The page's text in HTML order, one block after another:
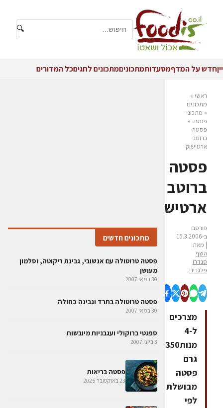
🔍
ייןחדש על המדףמסעדותמתכוניםמתכונים לחגיםכל המדורים
ראשי »
מתכונים
» מתכוני
פסטה »
פסטה
ברוטב
ארטישוק
פסטה
ברוטב
ארטישוק
פורסם
ב-15.3.2006
| מאת:
השף
סנדרו
פלגריני
מצרכים
ל-4
מנות350
גרם
פסטה
מבושלת
לפי
מתכונים חדשים
פסטה טרוטולה עם אנשובי, גבינת ריקוטה, וסלמון
מעושן
30 במאי 2007
פסטה טרוטולה בתרד וגבינה כחולה
30 במאי 2007
ספגטי ברוקולי ועגבניות מיובשות
3 ביוני 2007
פסטה בריאות
23 באוקטובר 2025